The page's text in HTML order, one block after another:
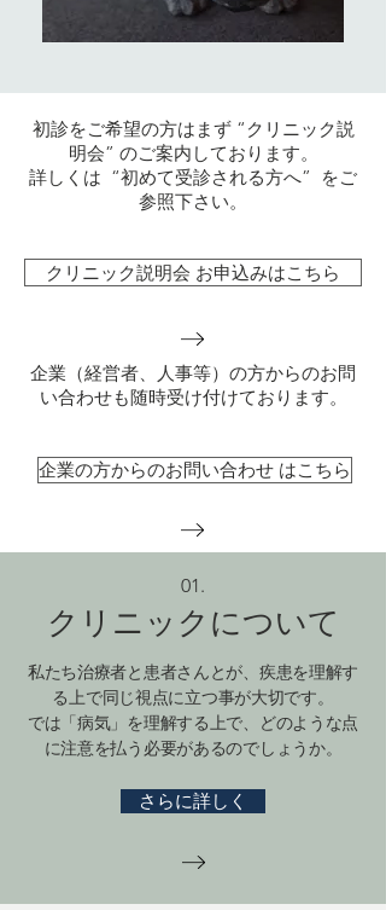
初診をご希望の方はまず “クリニック説
明会” のご案内しております。
​詳しくは “初めて受診される方へ”
をご
参照下さい。
クリニック説明会 お申込みはこちら
企業（経営者、人事等）の方からのお問
い合わせも随時受け付けております。
企業の方からのお問い合わせ はこちら
01.
​クリニックについて
私たち治療者と患者さんとが、疾患を理解す
る上で同じ視点に立つ事が大切です。
では「病気」を理解する上で、どのような点
に注意を払う必要があるのでしょうか。
さらに詳しく